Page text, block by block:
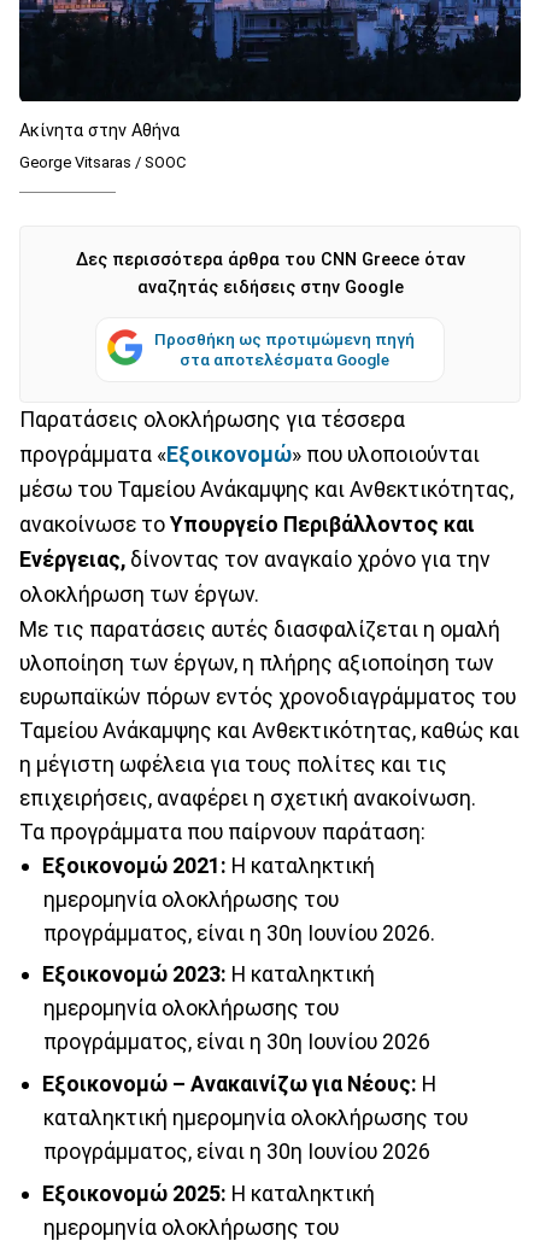
Ακίνητα στην Αθήνα
George Vitsaras / SOOC
Δες περισσότερα άρθρα του CNN Greece όταν
αναζητάς ειδήσεις στην Google
Προσθήκη ως προτιμώμενη πηγή
στα αποτελέσματα Google
Παρατάσεις ολοκλήρωσης για τέσσερα
προγράμματα «Εξοικονομώ» που υλοποιούνται
μέσω του Ταμείου Ανάκαμψης και Ανθεκτικότητας,
ανακοίνωσε το Υπουργείο Περιβάλλοντος και
Ενέργειας, δίνοντας τον αναγκαίο χρόνο για την
ολοκλήρωση των έργων.
Με τις παρατάσεις αυτές διασφαλίζεται η ομαλή
υλοποίηση των έργων, η πλήρης αξιοποίηση των
ευρωπαϊκών πόρων εντός χρονοδιαγράμματος του
Ταμείου Ανάκαμψης και Ανθεκτικότητας, καθώς και
η μέγιστη ωφέλεια για τους πολίτες και τις
επιχειρήσεις, αναφέρει η σχετική ανακοίνωση.
Τα προγράμματα που παίρνουν παράταση:
Εξοικονομώ 2021: Η καταληκτική
ημερομηνία ολοκλήρωσης του
προγράμματος, είναι η 30η Ιουνίου 2026.
Εξοικονομώ 2023: Η καταληκτική
ημερομηνία ολοκλήρωσης του
προγράμματος, είναι η 30η Ιουνίου 2026
Εξοικονομώ – Ανακαινίζω για Νέους: Η
καταληκτική ημερομηνία ολοκλήρωσης του
προγράμματος, είναι η 30η Ιουνίου 2026
Εξοικονομώ 2025: Η καταληκτική
ημερομηνία ολοκλήρωσης του